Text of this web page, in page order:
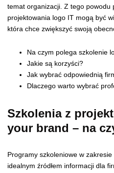
temat organizacji. Z tego powodu
projektowania logo IT mogą być
która chce zwiększyć swoją
Na czym polega szkolenie
Jakie są korzyści?
Jak wybrać odpowiednią
Dlaczego warto wybrać
Szkolenia z
your brand – na
Programy szkoleniowe w
idealnym źródłem informacji dla